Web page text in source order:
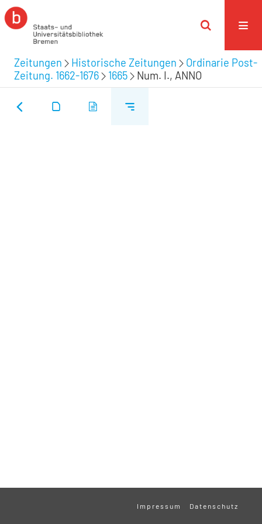
Zeitungen Historische Zeitungen
Ordinarie Post-
Zeitung. 1662-1676
1665 Num. I., ANNO
Impressum Datenschutz